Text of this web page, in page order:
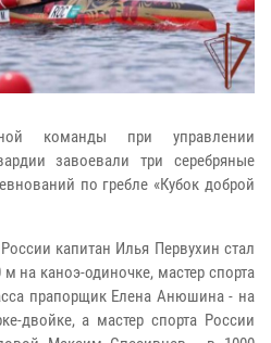
команды при управлении
завоевали три серебряные
по гребле «Кубок доброй
капитан Илья Первухин стал
на каноэ-одиночке, мастер спорта
прапорщик Елена Анюшина - на
двойке, а мастер спорта России